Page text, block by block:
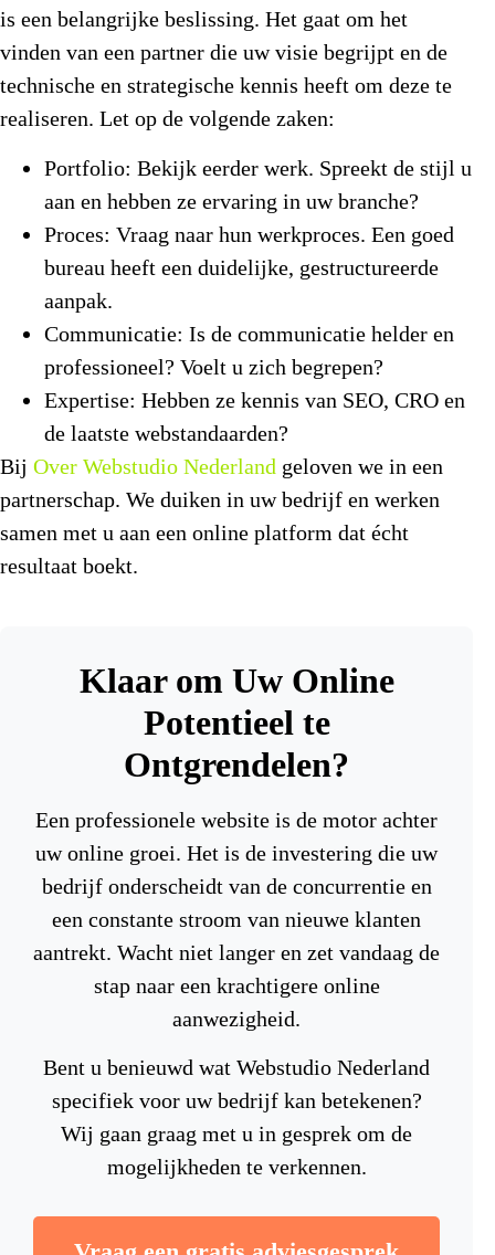
is een belangrijke beslissing. Het gaat om het
vinden van een partner die uw visie begrijpt en de
technische en strategische kennis heeft om deze te
realiseren. Let op de volgende zaken:
Portfolio: Bekijk eerder werk. Spreekt de stijl u
aan en hebben ze ervaring in uw branche?
Proces: Vraag naar hun werkproces. Een goed
bureau heeft een duidelijke, gestructureerde
aanpak.
Communicatie: Is de communicatie helder en
professioneel? Voelt u zich begrepen?
Expertise: Hebben ze kennis van SEO, CRO en
de laatste webstandaarden?
Bij Over Webstudio Nederland geloven we in een
partnerschap. We duiken in uw bedrijf en werken
samen met u aan een online platform dat écht
resultaat boekt.
Klaar om Uw Online
Potentieel te
Ontgrendelen?
Een professionele website is de motor achter
uw online groei. Het is de investering die uw
bedrijf onderscheidt van de concurrentie en
een constante stroom van nieuwe klanten
aantrekt. Wacht niet langer en zet vandaag de
stap naar een krachtigere online
aanwezigheid.
Bent u benieuwd wat Webstudio Nederland
specifiek voor uw bedrijf kan betekenen?
Wij gaan graag met u in gesprek om de
mogelijkheden te verkennen.